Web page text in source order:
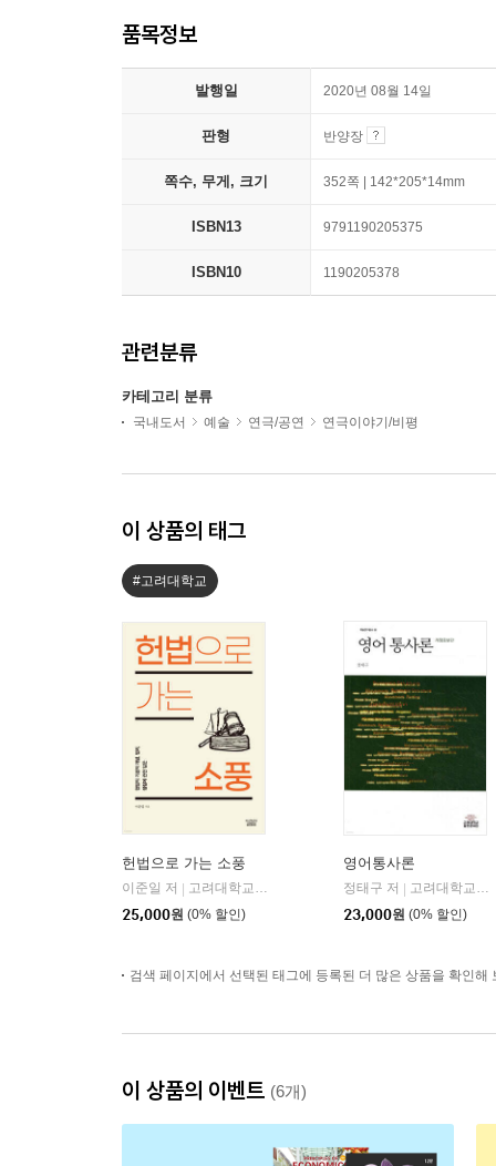
품목정보
발행일 2020년 08월 14일
판형 반양장
쪽수, 무게, 크기 352쪽 | 142*205*14mm
ISBN13 9791190205375
ISBN10 1190205378
관련분류
카테고리 분류
국내도서 예술 연극/공연 연극이야기/비평
이 상품의 태그
#고려대학교
헌법으로 가는 소풍
이준일 저
고려대학교출판부
25,000원 (0% 할인)
영어통사론
정태구 저
고려대학교출판부
23,000원 (0% 할인)
검색 페이지에서 선택된 태그에 등록된 더 많은 상품을 확인해
이 상품의 이벤트 (6개)